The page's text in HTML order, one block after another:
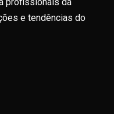
e tendências do